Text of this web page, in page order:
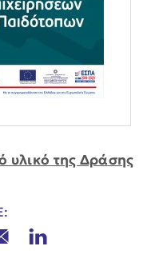
υλικό της Δράσης